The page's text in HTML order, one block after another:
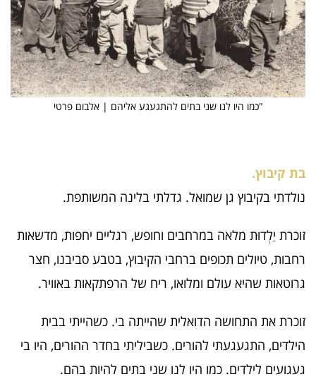
"כמו היו לנו שני בתים להתגעגע אליהם | אלבום פרטי
בת קיבוץ.
נולדתי בקיבוץ גן שמואל. גדלתי בלינה המשותפת.
זוכרת יַלְדוּת מלאה במרחבים וחופש, רגליים יחפות, מדשאות
רחבות, טיולים תכופים ברחבי הקיבוץ, בטבע סביבנו, חצר
גרוטאות שהיא עולם ומלואו, ריח של הרפתקאות באוויר.
זוכרת את התחושה הדואלית שהייתה בי. כשהייתי בבית
הילדים, התגעגעתי להורים. כשביליתי בחדר ההורים, היו בי
געגועים לילדים. כמו היו לנו שני בתים להיות בהם.